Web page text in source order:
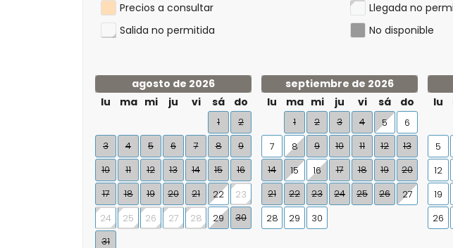
Precios a consultar
Llegada no
Salida no permitida
No disponible
agosto de 2026
lu
ma mi ju vi sá do
1
2
3
4 5 6 7 8
9
10
11 12 13 14 15
16
17
18 19 20 21 22
23
24
25 26 27 28 29
30
31
septiembre de 2026
lu
ma mi ju vi sá do
1 2 3 4 5
6
7
8 9 10 11 12
13
14
15 16 17 18 19
20
21
22 23 24 25 26
27
28
29 30
lu
5
12
19
26